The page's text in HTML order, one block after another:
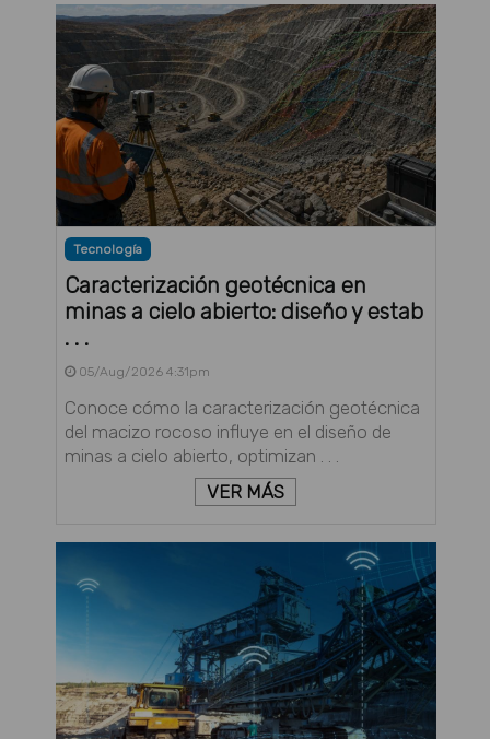
Tecnología
Caracterización geotécnica en
minas a cielo abierto: diseño y estab
. . .
05/Aug/2026 4:31pm
Conoce cómo la caracterización geotécnica
del macizo rocoso influye en el diseño de
minas a cielo abierto, optimizan . . .
VER MÁS